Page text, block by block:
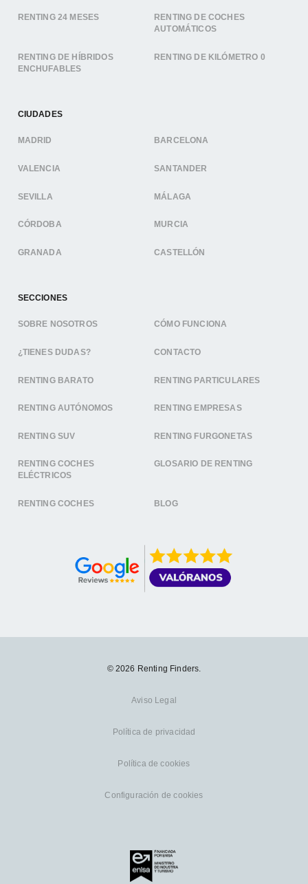
RENTING 24 MESES
RENTING DE COCHES
AUTOMÁTICOS
RENTING DE HÍBRIDOS
ENCHUFABLES
RENTING DE KILÓMETRO 0
CIUDADES
MADRID BARCELONA
VALENCIA SANTANDER
SEVILLA MÁLAGA
CÓRDOBA MURCIA
GRANADA CASTELLÓN
SECCIONES
SOBRE NOSOTROS CÓMO FUNCIONA
¿TIENES DUDAS? CONTACTO
RENTING BARATO RENTING PARTICULARES
RENTING AUTÓNOMOS RENTING EMPRESAS
RENTING SUV RENTING FURGONETAS
RENTING COCHES
ELÉCTRICOS
GLOSARIO DE RENTING
RENTING COCHES BLOG
© 2026 Renting Finders.
Aviso Legal
Política de privacidad
Política de cookies
Configuración de cookies